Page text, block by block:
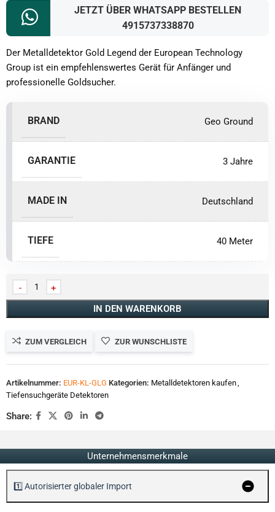
JETZT ÜBER WHATSAPP BESTELLEN
4915737338870
Der Metalldetektor Gold Legend der European Technology
Group ist ein empfehlenswertes Gerät für Anfänger und
professionelle Goldsucher.
BRAND Geo Ground
GARANTIE 3 Jahre
MADE IN Deutschland
TIEFE 40 Meter
IN DEN WARENKORB
ZUM VERGLEICH ZUR WUNSCHLISTE
Artikelnummer: EUR-KL-GLG Kategorien: Metalldetektoren kaufen,
Tiefensuchgeräte Detektoren
Share:
Unternehmensmerkmale
1️⃣ Autorisierter globaler Import